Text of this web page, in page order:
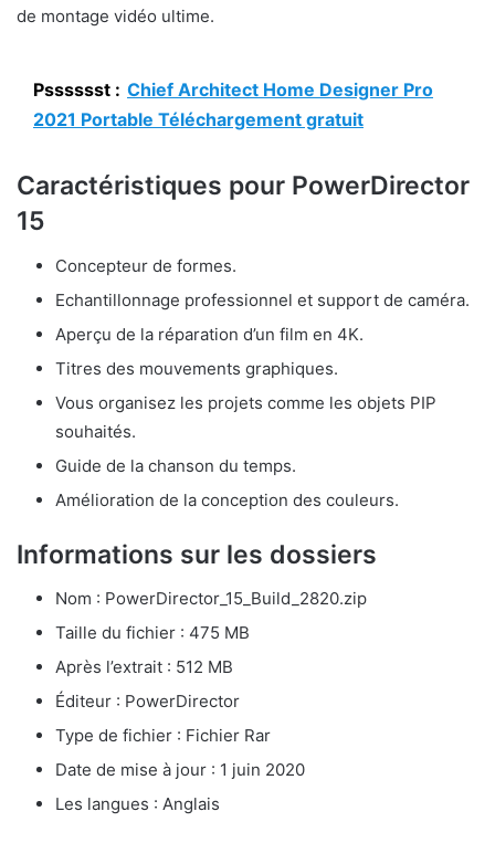
de montage vidéo ultime.
Psssssst : Chief Architect Home Designer Pro
2021 Portable Téléchargement gratuit
Caractéristiques pour PowerDirector
15
Concepteur de formes.
Echantillonnage professionnel et support de caméra.
Aperçu de la réparation d’un film en 4K.
Titres des mouvements graphiques.
Vous organisez les projets comme les objets PIP
souhaités.
Guide de la chanson du temps.
Amélioration de la conception des couleurs.
Informations sur les dossiers
Nom : PowerDirector_15_Build_2820.zip
Taille du fichier : 475 MB
Après l’extrait : 512 MB
Éditeur : PowerDirector
Type de fichier : Fichier Rar
Date de mise à jour : 1 juin 2020
Les langues : Anglais